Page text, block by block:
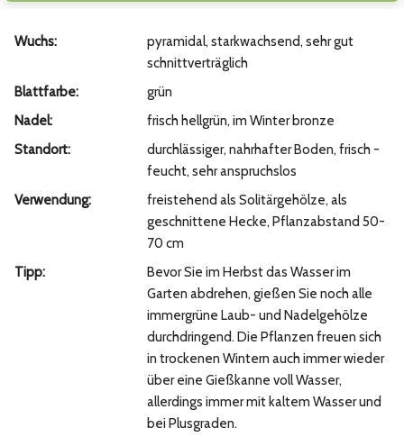
Wuchs:
pyramidal, starkwachsend, sehr gut
schnittverträglich
Blattfarbe:
grün
Nadel:
frisch hellgrün, im Winter bronze
Standort:
durchlässiger, nahrhafter Boden, frisch -
feucht, sehr anspruchslos
Verwendung:
freistehend als Solitärgehölze, als
geschnittene Hecke, Pflanzabstand 50-
70 cm
Tipp:
Bevor Sie im Herbst das Wasser im
Garten abdrehen, gießen Sie noch alle
immergrüne Laub- und Nadelgehölze
durchdringend. Die Pflanzen freuen sich
in trockenen Wintern auch immer wieder
über eine Gießkanne voll Wasser,
allerdings immer mit kaltem Wasser und
bei Plusgraden.